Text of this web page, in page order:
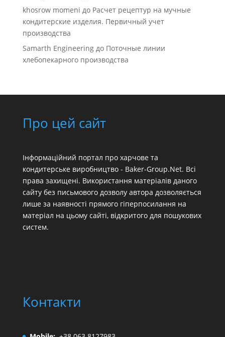
khosrow momeni до Расчет рецептур на мучные
кондитерские изделия. Первичный учет
производства
Samarth Engineeringдо Поточные линии
хлебопекарного производства
Про цей сайт
Інформаційний портал про харчове та
кондитерське виробництво - Baker-Group.Net. Всі
права захищені. Використання матеріалів даного
сайту без письмового дозволу автора дозволяється
лише за наявності прямого гіперпосилання на
матеріал на цьому сайті, відкритого для пошукових
систем.
Контакти